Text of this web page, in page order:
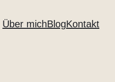
Über michBlogKontakt